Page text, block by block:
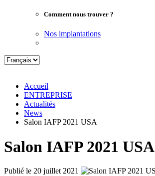
Comment nous trouver ?
Nos implantations
Accueil
ENTREPRISE
Actualités
News
Salon IAFP 2021 USA
Salon IAFP 2021 USA
Publié le 20 juillet 2021